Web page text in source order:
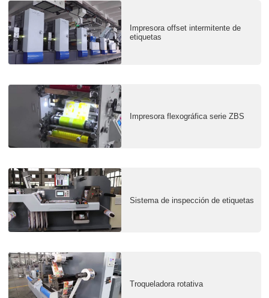
Impresora offset intermitente de
etiquetas
Impresora flexográfica serie ZBS
Sistema de inspección de etiquetas
Troqueladora rotativa